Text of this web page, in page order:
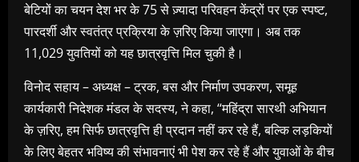
बेटियों का चयन देश भर के 75 से ज़्यादा परिवहन केंद्रों पर एक स्पष्ट,
पारदर्शी और स्वतंत्र प्रक्रिया के ज़रिए किया जाएगा। अब तक
11,029 युवतियों को यह छात्रवृत्ति मिल चुकी है।
विनोद सहाय – अध्यक्ष – ट्रक, बस और निर्माण उपकरण, समूह
कार्यकारी निदेशक मंडल के सदस्य, ने कहा, “महिंद्रा सारथी अभियान
के ज़रिए, हम सिर्फ छात्रवृत्ति ही प्रदान नहीं कर रहे हैं, बल्कि लड़कियों
के लिए बेहतर भविष्य की संभावनाएं भी पेश कर रहे हैं और युवाओं के बीच